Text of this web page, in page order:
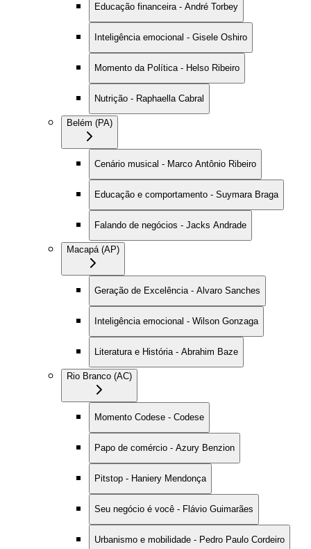
Educação financeira - André Torbey
Inteligência emocional - Gisele Oshiro
Momento da Política - Helso Ribeiro
Nutrição - Raphaella Cabral
Belém (PA)
Cenário musical - Marco Antônio Ribeiro
Educação e comportamento - Suymara Braga
Falando de negócios - Jacks Andrade
Macapá (AP)
Geração de Excelência - Alvaro Sanches
Inteligência emocional - Wilson Gonzaga
Literatura e História - Abrahim Baze
Rio Branco (AC)
Momento Codese - Codese
Papo de comércio - Azury Benzion
Pitstop - Haniery Mendonça
Seu negócio é você - Flávio Guimarães
Urbanismo e mobilidade - Pedro Paulo Cordeiro